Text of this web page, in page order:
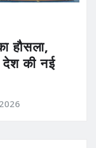
हौसला,
की नई